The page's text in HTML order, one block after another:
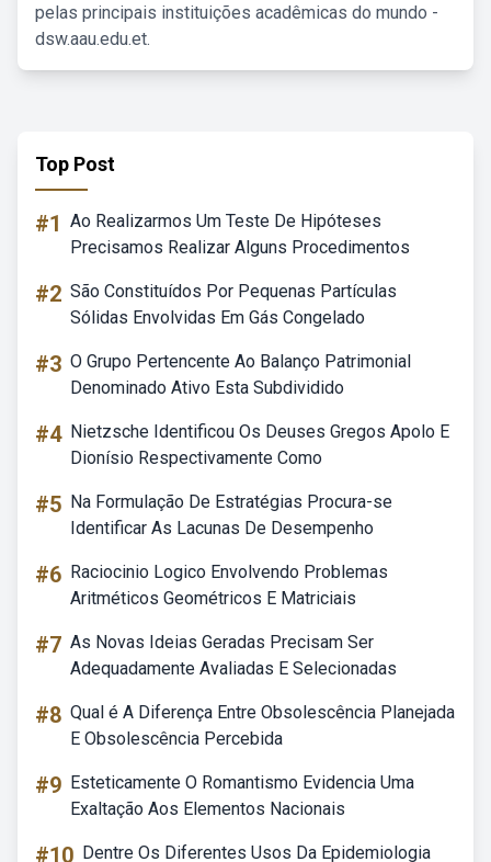
pelas principais instituições acadêmicas do mundo -
dsw.aau.edu.et.
Top Post
#1 Ao Realizarmos Um Teste De Hipóteses
Precisamos Realizar Alguns Procedimentos
#2 São Constituídos Por Pequenas Partículas
Sólidas Envolvidas Em Gás Congelado
#3 O Grupo Pertencente Ao Balanço Patrimonial
Denominado Ativo Esta Subdividido
#4 Nietzsche Identificou Os Deuses Gregos Apolo E
Dionísio Respectivamente Como
#5 Na Formulação De Estratégias Procura-se
Identificar As Lacunas De Desempenho
#6 Raciocinio Logico Envolvendo Problemas
Aritméticos Geométricos E Matriciais
#7 As Novas Ideias Geradas Precisam Ser
Adequadamente Avaliadas E Selecionadas
#8 Qual é A Diferença Entre Obsolescência Planejada
E Obsolescência Percebida
#9 Esteticamente O Romantismo Evidencia Uma
Exaltação Aos Elementos Nacionais
#10 Dentre Os Diferentes Usos Da Epidemiologia